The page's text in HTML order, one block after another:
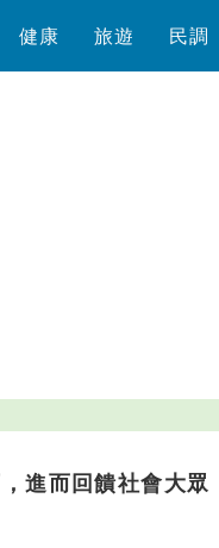
健康 旅遊 民調
進而回饋社會大眾